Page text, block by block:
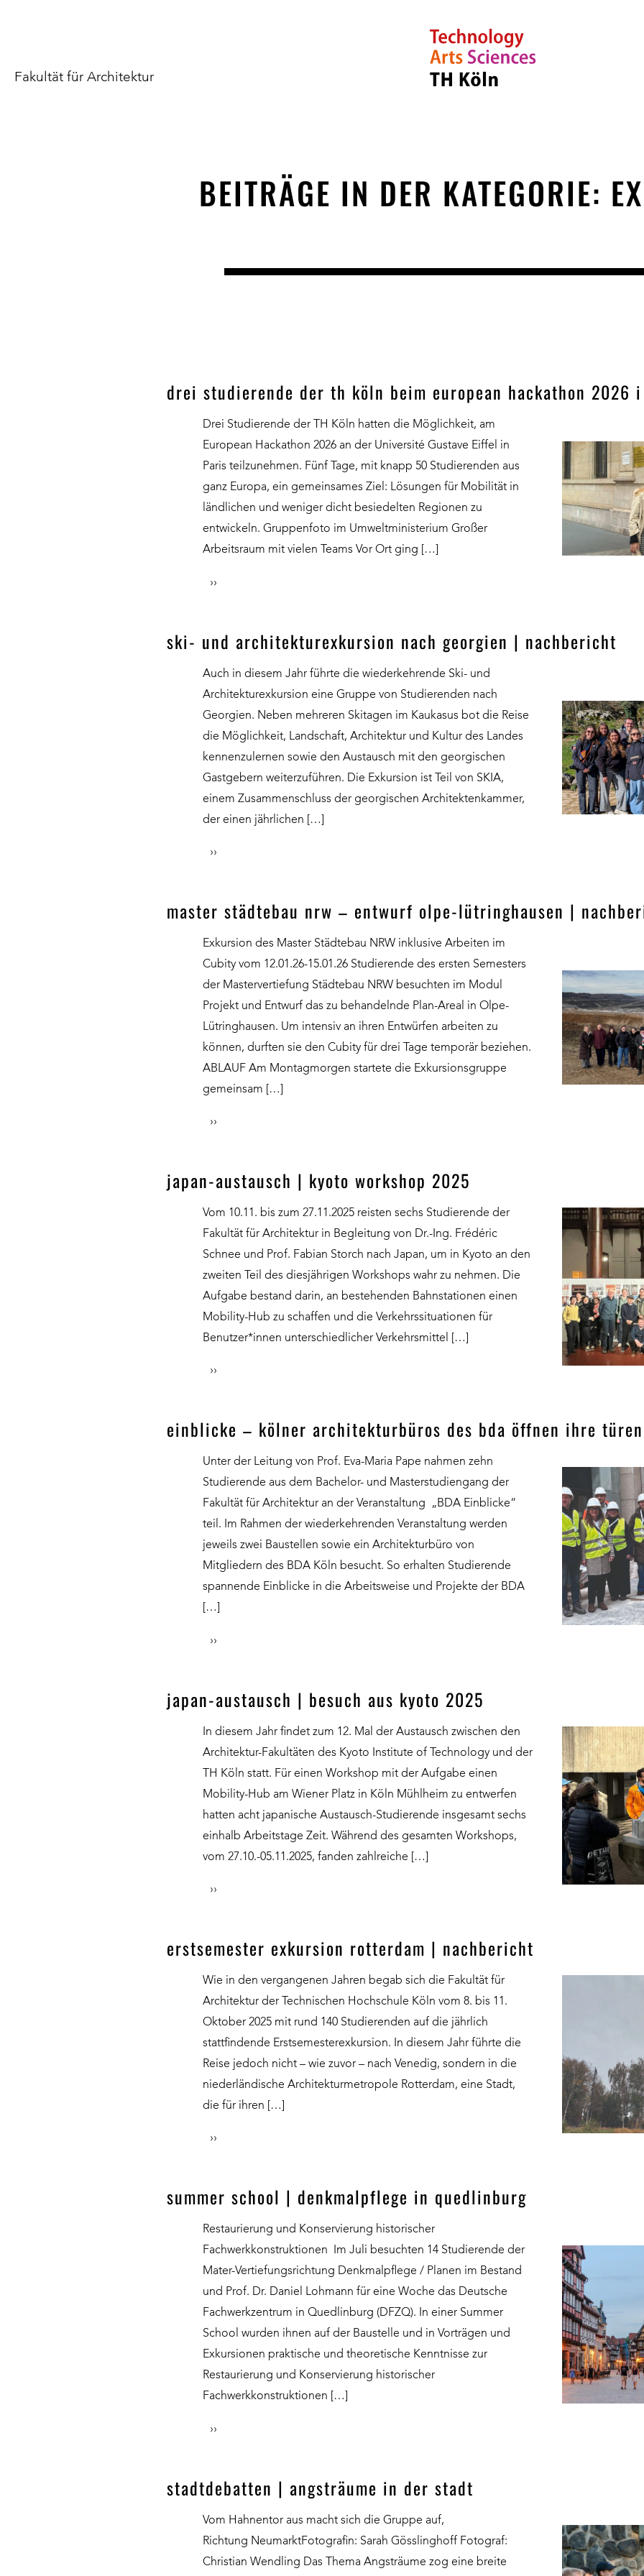
Fakultät für Architektur
BEITRÄGE IN DER KATEGORIE:
drei studierende der th köln beim european hackathon 2026
Drei Studierende der TH Köln hatten die Möglichkeit, am
European Hackathon 2026 an der Université Gustave Eiffel in
Paris teilzunehmen. Fünf Tage, mit knapp 50 Studierenden aus
ganz Europa, ein gemeinsames Ziel: Lösungen für Mobilität in
ländlichen und weniger dicht besiedelten Regionen zu
entwickeln. Gruppenfoto im Umweltministerium Großer
Arbeitsraum mit vielen Teams Vor Ort ging […]
››
ski- und architekturexkursion nach georgien | nachbericht
Auch in diesem Jahr führte die wiederkehrende Ski- und
Architekturexkursion eine Gruppe von Studierenden nach
Georgien. Neben mehreren Skitagen im Kaukasus bot die Reise
die Möglichkeit, Landschaft, Architektur und Kultur des Landes
kennenzulernen sowie den Austausch mit den georgischen
Gastgebern weiterzuführen. Die Exkursion ist Teil von SKIA,
einem Zusammenschluss der georgischen Architektenkammer,
der einen jährlichen […]
››
master städtebau nrw – entwurf olpe-lütringhausen |
Exkursion des Master Städtebau NRW inklusive Arbeiten im
Cubity vom 12.01.26-15.01.26 Studierende des ersten Semesters
der Mastervertiefung Städtebau NRW besuchten im Modul
Projekt und Entwurf das zu behandelnde Plan-Areal in Olpe-
Lütringhausen. Um intensiv an ihren Entwürfen arbeiten zu
können, durften sie den Cubity für drei Tage temporär beziehen.
ABLAUF Am Montagmorgen startete die Exkursionsgruppe
gemeinsam […]
››
japan-austausch | kyoto workshop 2025
Vom 10.11. bis zum 27.11.2025 reisten sechs Studierende der
Fakultät für Architektur in Begleitung von Dr.-Ing. Frédéric
Schnee und Prof. Fabian Storch nach Japan, um in Kyoto an den
zweiten Teil des diesjährigen Workshops wahr zu nehmen. Die
Aufgabe bestand darin, an bestehenden Bahnstationen einen
Mobility-Hub zu schaffen und die Verkehrssituationen für
Benutzer*innen unterschiedlicher Verkehrsmittel […]
››
einblicke – kölner architekturbüros des bda öffnen ihre türen
Unter der Leitung von Prof. Eva-Maria Pape nahmen zehn
Studierende aus dem Bachelor- und Masterstudiengang der
Fakultät für Architektur an der Veranstaltung „BDA Einblicke“
teil. Im Rahmen der wiederkehrenden Veranstaltung werden
jeweils zwei Baustellen sowie ein Architekturbüro von
Mitgliedern des BDA Köln besucht. So erhalten Studierende
spannende Einblicke in die Arbeitsweise und Projekte der BDA
[…]
››
japan-austausch | besuch aus kyoto 2025
In diesem Jahr findet zum 12. Mal der Austausch zwischen den
Architektur-Fakultäten des Kyoto Institute of Technology und der
TH Köln statt. Für einen Workshop mit der Aufgabe einen
Mobility-Hub am Wiener Platz in Köln Mühlheim zu entwerfen
hatten acht japanische Austausch-Studierende insgesamt sechs
einhalb Arbeitstage Zeit. Während des gesamten Workshops,
vom 27.10.-05.11.2025, fanden zahlreiche […]
››
erstsemester exkursion rotterdam | nachbericht
Wie in den vergangenen Jahren begab sich die Fakultät für
Architektur der Technischen Hochschule Köln vom 8. bis 11.
Oktober 2025 mit rund 140 Studierenden auf die jährlich
stattfindende Erstsemesterexkursion. In diesem Jahr führte die
Reise jedoch nicht – wie zuvor – nach Venedig, sondern in die
niederländische Architekturmetropole Rotterdam, eine Stadt,
die für ihren […]
››
summer school | denkmalpflege in quedlinburg
Restaurierung und Konservierung historischer
Fachwerkkonstruktionen Im Juli besuchten 14 Studierende der
Mater-Vertiefungsrichtung Denkmalpflege / Planen im Bestand
und Prof. Dr. Daniel Lohmann für eine Woche das Deutsche
Fachwerkzentrum in Quedlinburg (DFZQ). In einer Summer
School wurden ihnen auf der Baustelle und in Vorträgen und
Exkursionen praktische und theoretische Kenntnisse zur
Restaurierung und Konservierung historischer
Fachwerkkonstruktionen […]
››
stadtdebatten | angsträume in der stadt
Vom Hahnentor aus macht sich die Gruppe auf,
Richtung NeumarktFotografin: Sarah Gösslinghoff Fotograf:
Christian Wendling Das Thema Angsträume zog eine breite